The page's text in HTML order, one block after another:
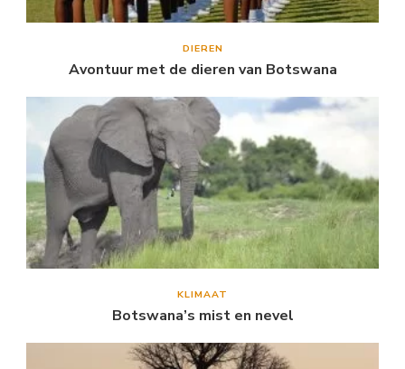
DIEREN
Avontuur met de dieren van Botswana
KLIMAAT
Botswana’s mist en nevel